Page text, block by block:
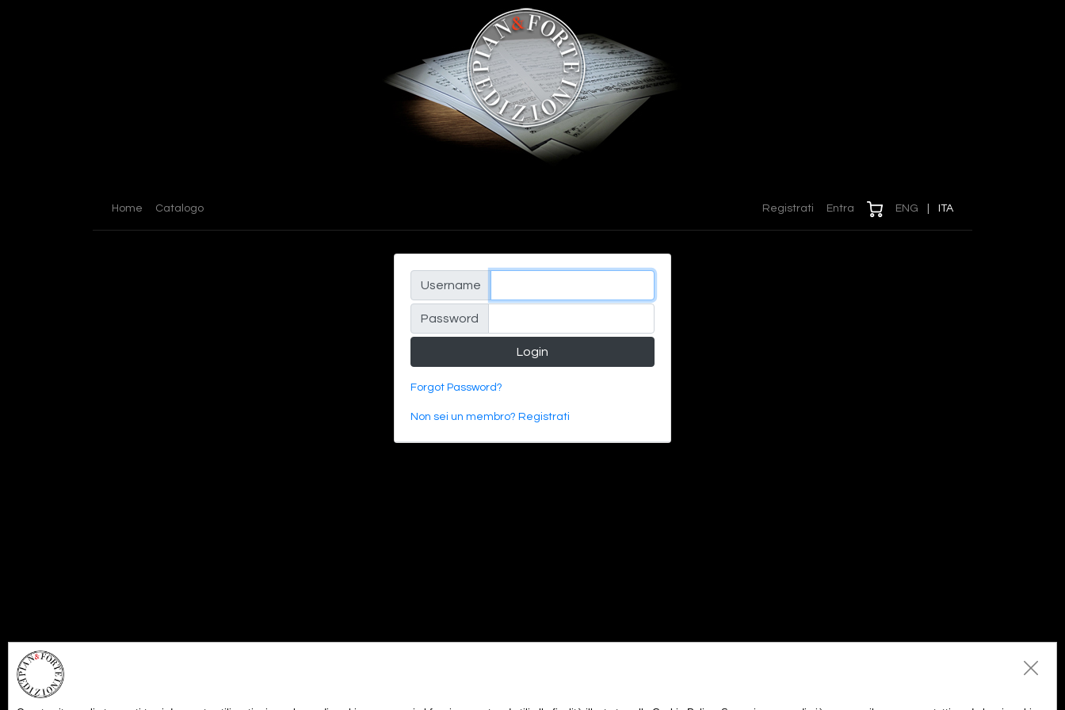
Home Catalogo Registrati Entra ENG ITA
Username
Password
Login
Forgot Password?
Non sei un membro? Registrati